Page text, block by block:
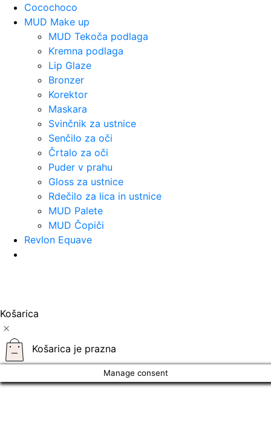
Cocochoco
MUD Make up
MUD Tekoča podlaga
Kremna podlaga
Lip Glaze
Bronzer
Korektor
Maskara
Svinčnik za ustnice
Senčilo za oči
Črtalo za oči
Puder v prahu
Gloss za ustnice
Rdečilo za lica in ustnice
MUD Palete
MUD Čopiči
Revlon Equave
Košarica
Košarica je prazna
Manage consent